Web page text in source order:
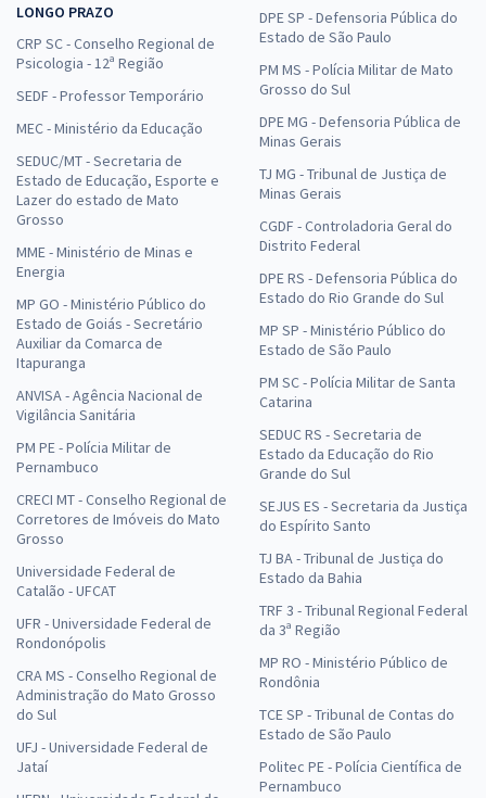
LONGO PRAZO
CRP SC - Conselho Regional de
Psicologia - 12ª Região
SEDF - Professor Temporário
MEC - Ministério da Educação
SEDUC/MT - Secretaria de
Estado de Educação, Esporte e
Lazer do estado de Mato
Grosso
MME - Ministério de Minas e
Energia
MP GO - Ministério Público do
Estado de Goiás - Secretário
Auxiliar da Comarca de
Itapuranga
ANVISA - Agência Nacional de
Vigilância Sanitária
PM PE - Polícia Militar de
Pernambuco
CRECI MT - Conselho Regional de
Corretores de Imóveis do Mato
Grosso
Universidade Federal de
Catalão - UFCAT
UFR - Universidade Federal de
Rondonópolis
CRA MS - Conselho Regional de
Administração do Mato Grosso
do Sul
UFJ - Universidade Federal de
Jataí
DPE SP - Defensoria Pública do
Estado de São Paulo
PM MS - Polícia Militar de Mato
Grosso do Sul
DPE MG - Defensoria Pública de
Minas Gerais
TJ MG - Tribunal de Justiça de
Minas Gerais
CGDF - Controladoria Geral do
Distrito Federal
DPE RS - Defensoria Pública do
Estado do Rio Grande do Sul
MP SP - Ministério Público do
Estado de São Paulo
PM SC - Polícia Militar de Santa
Catarina
SEDUC RS - Secretaria de
Estado da Educação do Rio
Grande do Sul
SEJUS ES - Secretaria da Justiça
do Espírito Santo
TJ BA - Tribunal de Justiça do
Estado da Bahia
TRF 3 - Tribunal Regional Federal
da 3ª Região
MP RO - Ministério Público de
Rondônia
TCE SP - Tribunal de Contas do
Estado de São Paulo
Politec PE - Polícia Científica de
Pernambuco